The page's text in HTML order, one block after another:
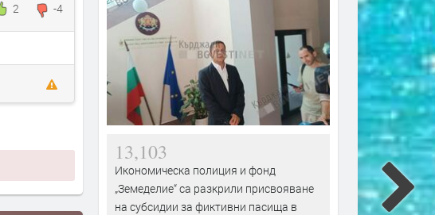
2 -4
13,103
Икономическа полиция и фонд
„Земеделие“ са разкрили присвояване
на субсидии за фиктивни пасища в